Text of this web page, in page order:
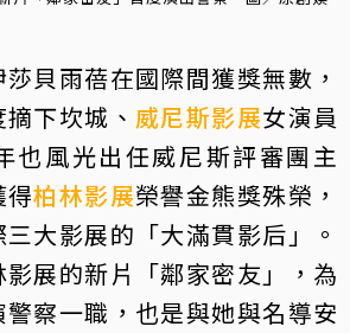
貝雨蓓在國際間獲獎無數，
下坎城、 威尼斯影展女演員
也風光出任威尼斯評審團主
得柏林影展榮譽金熊獎殊榮，
大影展的「大滿貫影后」。
展的新片「鄰家密友」，為
察一職，也是與她與名導安